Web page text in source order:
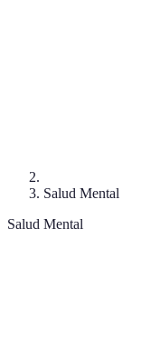
Salud Mental
Salud Mental